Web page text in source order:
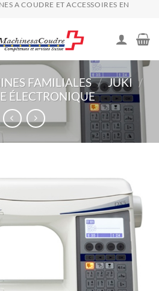
A COUDRE ET ACCESSOIRES EN
FAMILIALES / JUKI /
ÉLECTRONIQUE